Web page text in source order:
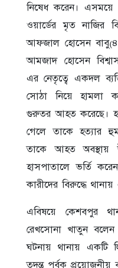
নিষেধ করেন।
ওয়ার্ডের মৃত নাজির
আফজাল হোসেন
আমজাদ হোসেন
এর নেতৃত্বে একদল
সোঠা নিয়ে হামলা
গুরুতর আহত করেছে।
গেলে তাকে হত্যার
তাকে আহত অবস্থায়
হাসপাতালে ভর্তি
কারীদের বিরুদ্ধে
এবিষয়ে কেশবপুর
রেখসোনা খাতুন বলেন
ঘটনায় থানায় একটি
তদন্ত পূর্বক প্রয়োজনীয়